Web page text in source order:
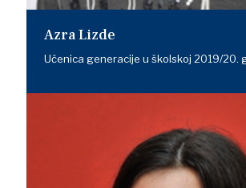
Azra Lizde
Učenica generacije u školskoj 2019/20.